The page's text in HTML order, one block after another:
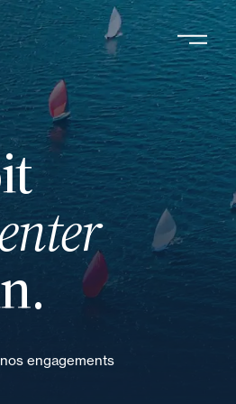
un professionnel ....
engagements